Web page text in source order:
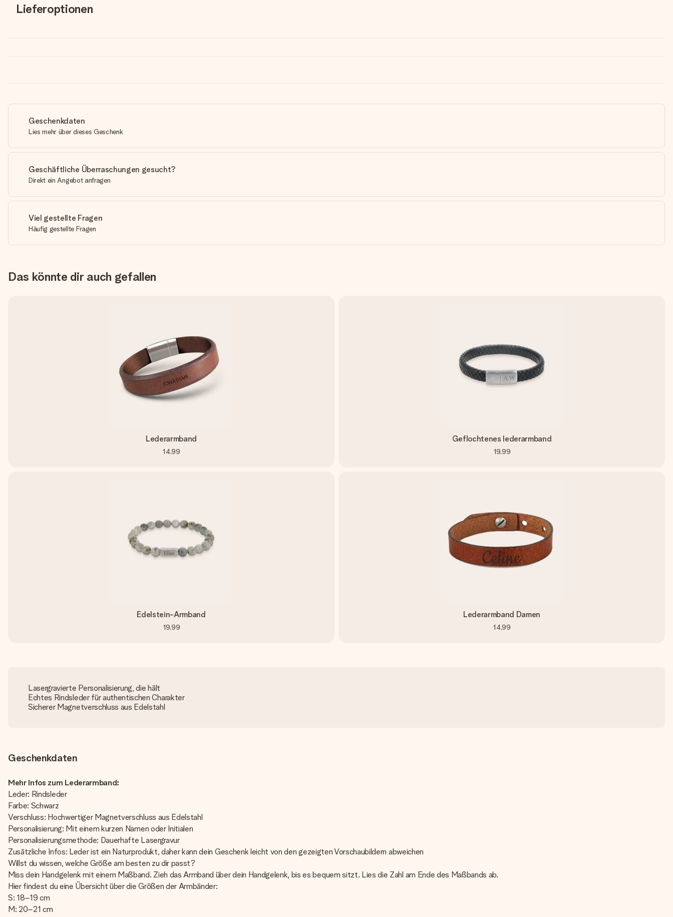
Lieferoptionen
Geschenkdaten
Lies mehr über dieses Geschenk
Geschäftliche Überraschungen gesucht?
Direkt ein Angebot anfragen
Viel gestellte Fragen
Häufig gestellte Fragen
Das könnte dir auch gefallen
Lederarmband
14,99
Geflochtenes lederarmband
19,99
Edelstein-Armband
19,99
Lederarmband Damen
14,99
Lasergravierte Personalisierung, die hält
Echtes Rindsleder für authentischen Charakter
Sicherer Magnetverschluss aus Edelstahl
Geschenkdaten
Mehr Infos zum Lederarmband:
Leder: Rindsleder
Farbe: Schwarz
Verschluss: Hochwertiger Magnetverschluss aus Edelstahl
Personalisierung: Mit einem kurzen Namen oder Initialen
Personalisierungsmethode: Dauerhafte Lasergravur
Zusätzliche Infos: Leder ist ein Naturprodukt, daher kann dein Geschenk leicht von den gezeigten Vorschaubildern abweichen
Willst du wissen, welche Größe am besten zu dir passt?
Miss dein Handgelenk mit einem Maßband. Zieh das Armband über dein Handgelenk, bis es bequem sitzt. Lies die Zahl am Ende des Maßbands ab.
Hier findest du eine Übersicht über die Größen der Armbänder:
S: 18–19 cm
M: 20–21 cm